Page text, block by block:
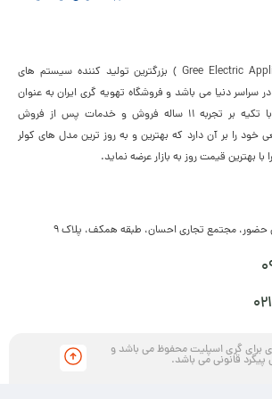
شرکت گری ( Gree Electric Appliances Inc ) بزرگترین تولید کننده سیستم های
سراسر دنیا می باشد و فروشگاه تهویه گری ایران به عنوان
نماینده فروش این برند با تکیه بر تجربه 11 ساله فروش و خدمات پس از فروش
را بر آن دارد که بهترین و به روز ترین مدل های کولر
بهترین قیمت روز به بازار عرضه نماید.
حضور، مجتمع تجاری احسان، طبقه همکف، پلاک 9
برای گری اسپلیت محفوظ می باشد و
پیگرد قانونی می باشد.